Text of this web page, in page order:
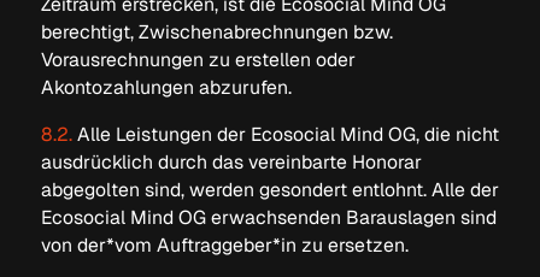
berechtigt, Zwischenabrechnungen bzw.
Vorausrechnungen zu erstellen oder
Akontozahlungen abzurufen.
8.2.Alle Leistungen der Ecosocial Mind OG, die nicht
ausdrücklich durch das vereinbarte Honorar
abgegolten sind, werden gesondert entlohnt. Alle der
Ecosocial Mind OG erwachsenden Barauslagen sind
von der*vom Auftraggeber*in zu ersetzen.